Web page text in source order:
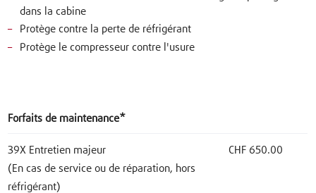
dans la cabine
Protège contre la perte de réfrigérant
Protège le compresseur contre l'usure
Forfaits de maintenance*
39X Entretien majeur
(En cas de service ou de réparation, hors
réfrigérant)
CHF 650.00